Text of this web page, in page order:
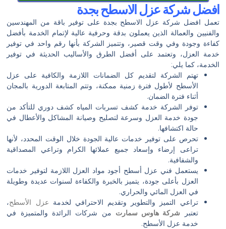
افضل شركة عزل الاسطح بجدة
تعمل افضل شركة عزل الاسطح بجدة على توفير باقة من المهندسين
والفنيين والعمالة الذين يعملون بدقة وحرفية عالية لإتمام الخدمة بأفضل
كفاءة وجودة وفي وقت قصير، وتتميز الشركة بأنها رقم واحد في توفير
خدمة العزل، وتعتمد على أفضل الطرق والأساليب الحديثة في توفير
الخدمة، كما يلي:
تهتم الشركة لتقديم كل الضمانات اللازمة والكافية على عزل
الأسطح لأطول فترة زمنية ممكنة، وتتم المتابعة الدورية بالمجان
أثناء فترة الضمان.
توفر الشركة خدمة كشف تسربات المياه كشف دوري للتأكد من
جودة خدمة العزل وسرعة لتصليح وصيانة المشاكل والأعطال في
حالة اكتشافها.
تحرص على توفير خدمات عالية الجودة خلال الوقت المحدد، لأنها
تراعى إرضاء وإسعاد جميع عملائها الكرام وتراعي المصداقية
والشفافية.
يستعمل فني عزل أسطح أجود مواد العزل اللازمة لتوفير خدمات
العزل بأعلى جودة، يتميز بالخبرة والكفاءة لسنوات عديدة وطويلة
في العزل المائي والحراري.
تراعي التميز والتطوير وتقديم الاحترافي لخدمة عزل الأسطح،
تعتبر شركة هاوس سمارت من شركات الرائدة والمتميزة في
خدمة عزل الأسطح.